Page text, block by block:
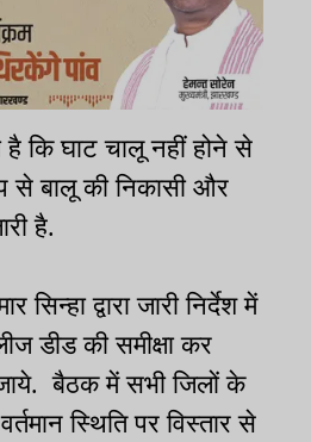
है कि घाट चालू नहीं होने से
बालू की निकासी और
है.
द्वारा जारी निर्देश में
डीड की समीक्षा कर
बैठक में सभी जिलों के
स्थिति पर विस्तार से